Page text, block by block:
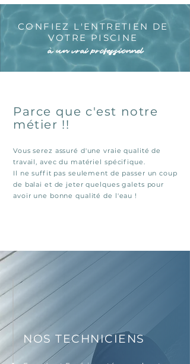
CONFIEZ L'ENTRETIEN DE
VOTRE PISCINE
à un vrai professionnel
Parce que c'est notre
métier !!
Vous serez assuré d'une vraie qualité de
travail, avec du matériel spécifique.
Il ne suffit pas seulement de passer un coup
de balai et de jeter quelques galets pour
avoir une bonne qualité de l'eau !
NOS TECHNICIENS